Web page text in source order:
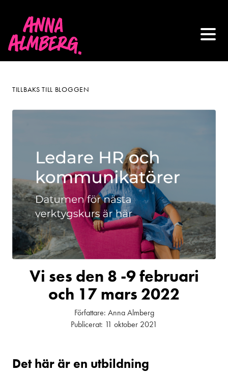
TILLBAKS TILL BLOGGEN
Vi ses den 8 -9 februari
och 17 mars 2022
Författare: Anna Almberg
Publicerat: 11 oktober 2021
Det här är en utbildning